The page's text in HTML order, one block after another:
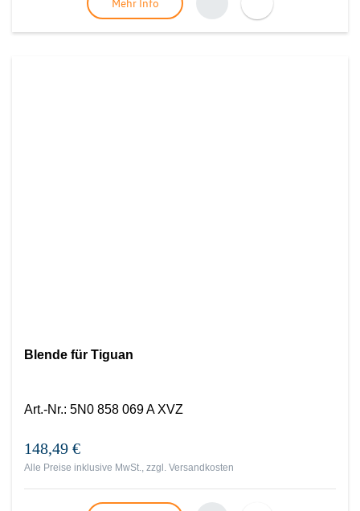
Mehr Info
Blende für Tiguan
Art.-Nr.: 5N0 858 069 A XVZ
148,49 €
Alle Preise inklusive MwSt., zzgl. Versandkosten